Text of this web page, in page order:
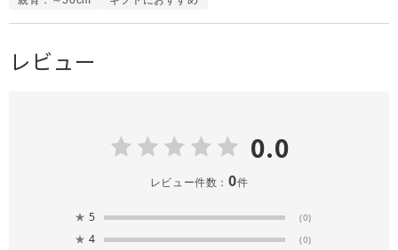
レビュー
0.0
レビュー件数： 0件
★ 5 (0)
★ 4 (0)